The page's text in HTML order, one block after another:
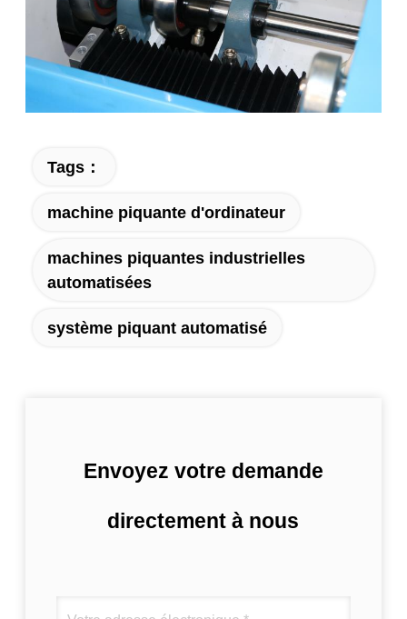
Tags：
machine piquante d'ordinateur
machines piquantes industrielles
automatisées
système piquant automatisé
Envoyez votre demande
directement à nous